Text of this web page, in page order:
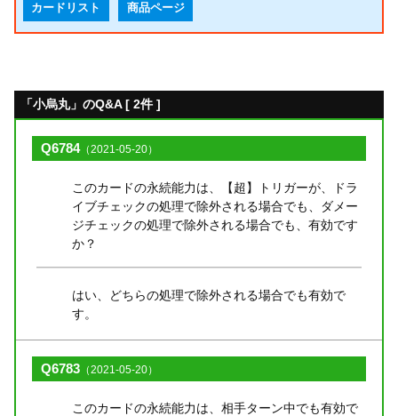
カードリスト 商品ページ
「小烏丸」のQ&A [ 2件 ]
Q6784（2021-05-20）
このカードの永続能力は、【超】トリガーが、ドラ
イブチェックの処理で除外される場合でも、ダメー
ジチェックの処理で除外される場合でも、有効です
か？
はい、どちらの処理で除外される場合でも有効で
す。
Q6783 （2021-05-20）
このカードの永続能力は、相手ターン中でも有効で